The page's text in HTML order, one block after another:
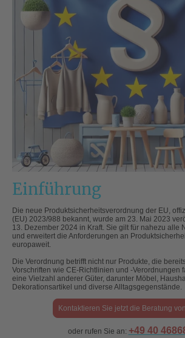
Einführung
Die neue Produktsicherheitsverordnung der EU,
(EU) 2023/988 bekannt, wurde am 23. Mai 2023
13. Dezember 2024 in Kraft. Sie gilt für nahezu alle
und erweitert die Anforderungen an
europaweit.
Die Verordnung betrifft nicht nur Produkte, die
Vorschriften wie CE-Richtlinien und -Verordnungen
eine Vielzahl anderer Güter, darunter Möbel,
Dekorationsartikel und diverse Alltagsgegenstände.
Kontaktieren Sie jetzt die Beratung
oder rufen Sie an: +49 40